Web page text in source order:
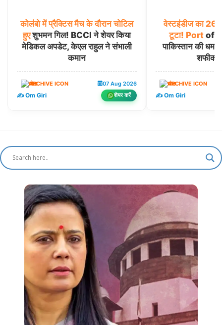
कोलंबो में प्रैक्टिस मैच के दौरान चोटिल
हुएशुभमन गिल! BCCI ने शेयर किया
मेडिकल अपडेट, केएल राहुल ने संभाली
कमान
खेल 07 Aug 2026
✍️ Om Giri शेयर करें
वेस्टइंडीज का 26
टूटा! Portof
पाकिस्तान की
शफीक
खेल
✍️ Om Giri